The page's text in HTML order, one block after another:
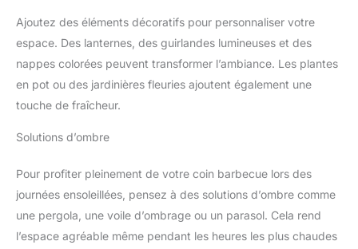
Ajoutez des éléments décoratifs pour personnaliser votre
espace. Des lanternes, des guirlandes lumineuses et des
nappes colorées peuvent transformer l’ambiance. Les plantes
en pot ou des jardinières fleuries ajoutent également une
touche de fraîcheur.
Solutions d’ombre
Pour profiter pleinement de votre coin barbecue lors des
journées ensoleillées, pensez à des solutions d’ombre comme
une pergola, une voile d’ombrage ou un parasol. Cela rend
l’espace agréable même pendant les heures les plus chaudes